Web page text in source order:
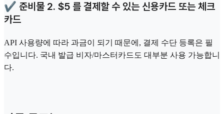
✔️ 준비물 2. $5 를 결제할 수 있는 신용카드 또는 체크
카드
API 사용량에 따라 과금이 되기 때문에, 결제 수단 등록은 필
수입니다. 국내 발급 비자/마스터카드도 대부분 사용 가능합니
다.